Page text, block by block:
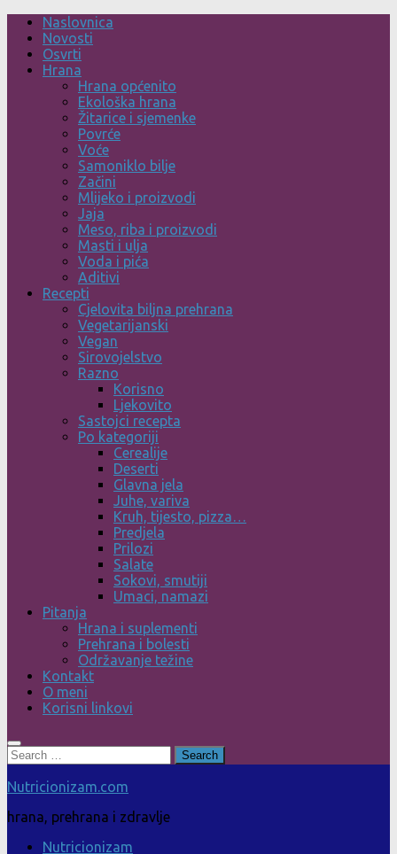
Skip
content
Naslovnica
Novosti
Osvrti
Hrana
Hrana općenito
Ekološka hrana
Žitarice i sjemenke
Povrće
Voće
Samoniklo bilje
Začini
Mlijeko i proizvodi
Jaja
Meso, riba i proizvodi
Masti i ulja
Voda i pića
Aditivi
Recepti
Cjelovita biljna prehrana
Vegetarijanski
Vegan
Sirovojelstvo
Razno
Korisno
Ljekovito
Sastojci recepta
Po kategoriji
Cerealije
Deserti
Glavna jela
Juhe, variva
Kruh, tijesto, pizza…
Predjela
Prilozi
Salate
Sokovi, smutiji
Umaci, namazi
Pitanja
Hrana i suplementi
Prehrana i bolesti
Održavanje težine
Kontakt
O meni
Korisni linkovi
Search
for:
Nutricionizam.com
hrana, prehrana i zdravlje
Nutricionizam